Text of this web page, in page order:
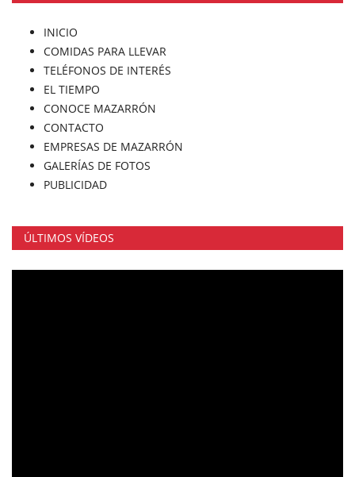
INICIO
COMIDAS PARA LLEVAR
TELÉFONOS DE INTERÉS
EL TIEMPO
CONOCE MAZARRÓN
CONTACTO
EMPRESAS DE MAZARRÓN
GALERÍAS DE FOTOS
PUBLICIDAD
ÚLTIMOS VÍDEOS